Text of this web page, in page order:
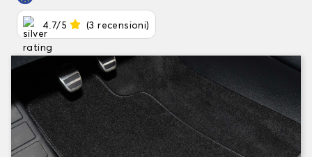
4.7/5 (3 recensioni)